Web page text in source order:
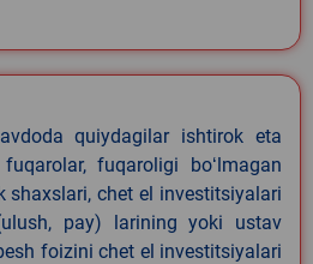
quiydagilar ishtirok eta
fuqaroligi boʻlmagan
shaxslari, chet el investitsiyalari
pay) larining yoki ustav
foizini chet el investitsiyalari